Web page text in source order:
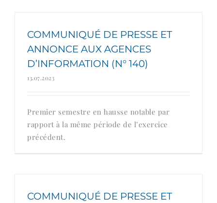
COMMUNIQUÉ DE PRESSE ET
ANNONCE AUX AGENCES
D’INFORMATION (N° 140)
13.07.2023
Premier semestre en hausse notable par
rapport à la même période de l’exercice
précédent.
COMMUNIQUÉ DE PRESSE ET